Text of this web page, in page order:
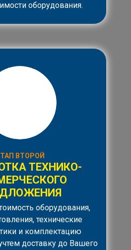
оборудования.
ВТОРОЙ
ТЕХНИКО-
оборудования,
технические
и комплектацию
доставку до Вашего